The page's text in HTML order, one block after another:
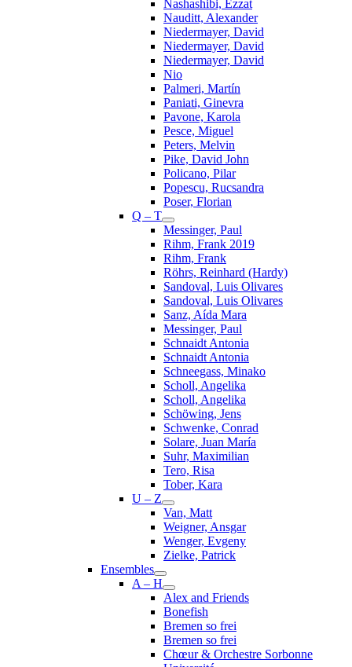
Nashashibi, Ezzat
Nauditt, Alexander
Niedermayer, David
Niedermayer, David
Niedermayer, David
Nio
Palmeri, Martín
Paniati, Ginevra
Pavone, Karola
Pesce, Miguel
Peters, Melvin
Pike, David John
Policano, Pilar
Popescu, Rucsandra
Poser, Florian
Q – T
Messinger, Paul
Rihm, Frank 2019
Rihm, Frank
Röhrs, Reinhard (Hardy)
Sandoval, Luis Olivares
Sandoval, Luis Olivares
Sanz, Aída Mara
Messinger, Paul
Schnaidt Antonia
Schnaidt Antonia
Schneegass, Minako
Scholl, Angelika
Scholl, Angelika
Schöwing, Jens
Schwenke, Conrad
Solare, Juan María
Suhr, Maximilian
Tero, Risa
Tober, Kara
U – Z
Van, Matt
Weigner, Ansgar
Wenger, Evgeny
Zielke, Patrick
Ensembles
A – H
Alex and Friends
Bonefish
Bremen so frei
Bremen so frei
Chœur & Orchestre Sorbonne